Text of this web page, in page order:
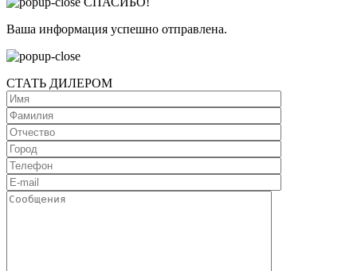
Ваша информация успешно отправлена.
СТАТЬ ДИЛЕРОМ